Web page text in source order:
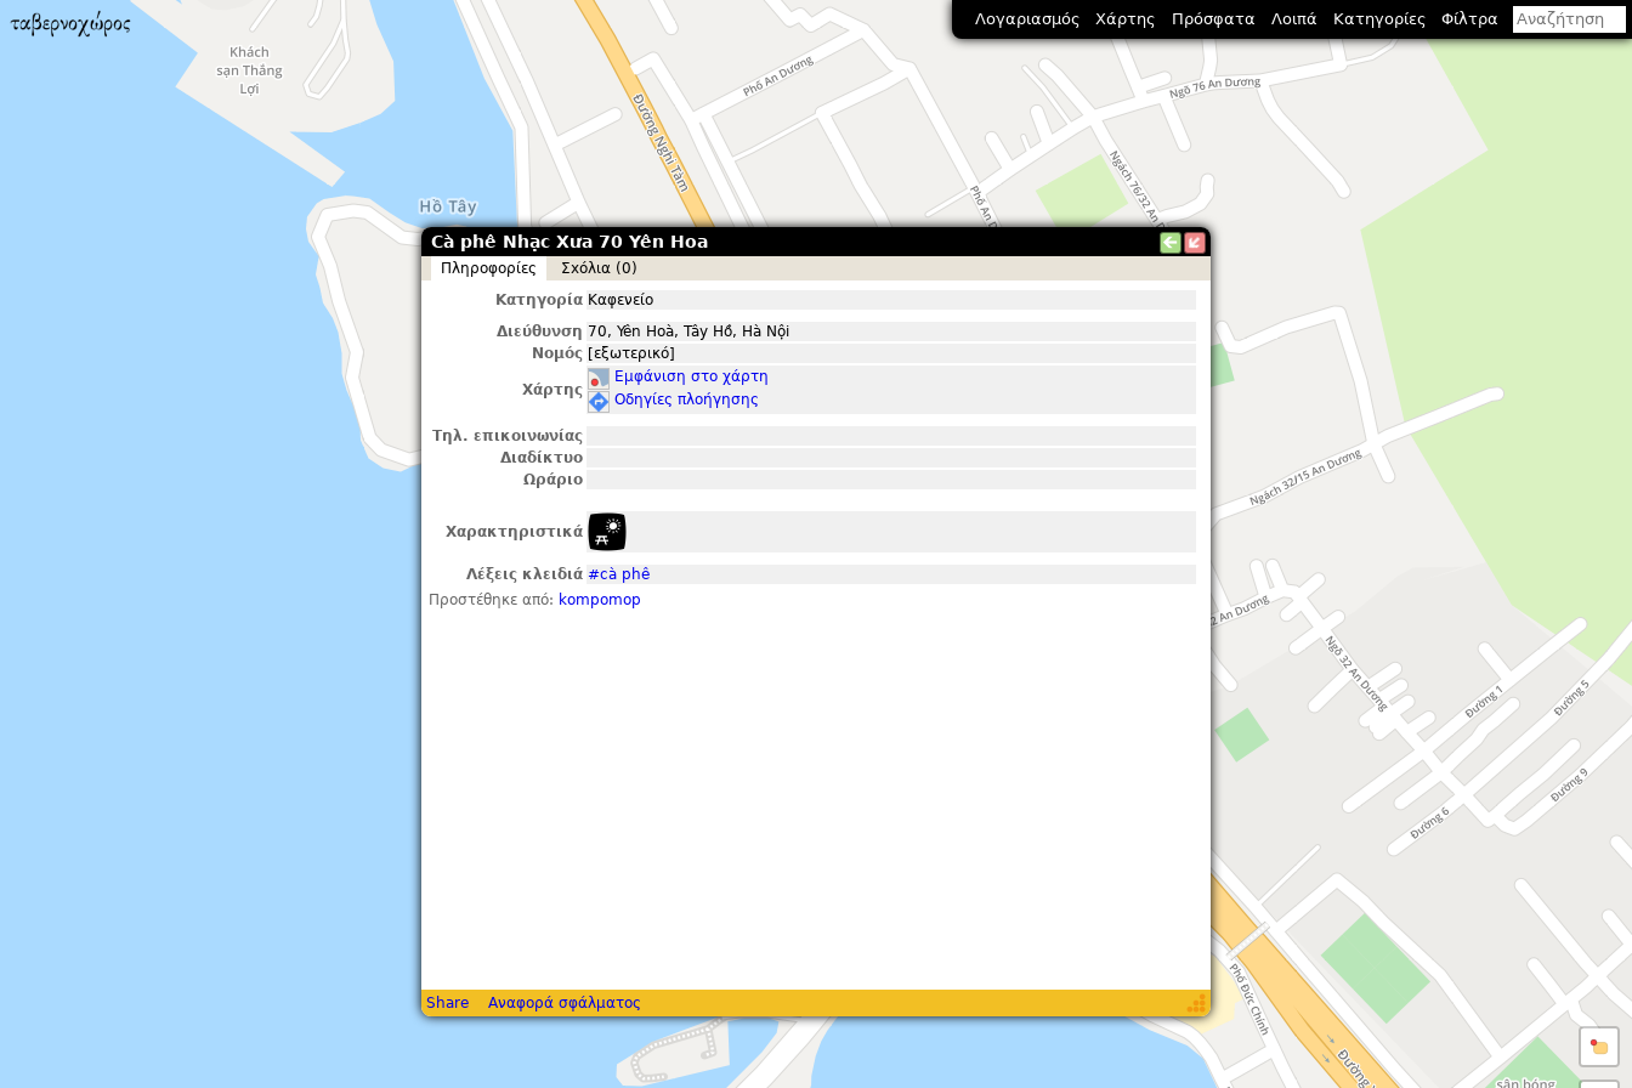
Cà phê Nhạc Xưa 70 Yên Hoa
Πληροφορίες
Σxόλια (0)
Κατηγορία Καφενείο
Διεύθυνση 70, Yên Hoà, Tây Hồ, Hà Nội
Νομός [εξωτερικό]
Χάρτης
Εμφάνιση στο χάρτη
Οδηγίες πλοήγησης
Τηλ. επικοινωνίας
Διαδίκτυο
Ωράριο
Χαρακτηριστικά
Λέξεις κλειδιά #cà phê
Προστέθηκε από: kompomop
Share Αναφορά σφάλματος
Λογαριασμός Χάρτης Πρόσφατα Λοιπά Κατηγορίες Φίλτρα